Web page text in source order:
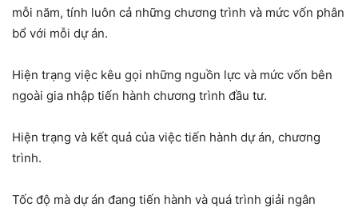
mỗi năm, tính luôn cả những chương trình và mức vốn phân
bổ với mỗi dự án.
Hiện trạng việc kêu gọi những nguồn lực và mức vốn bên
ngoài gia nhập tiến hành chương trình đầu tư.
Hiện trạng và kết quả của việc tiến hành dự án, chương
trình.
Tốc độ mà dự án đang tiến hành và quá trình giải ngân